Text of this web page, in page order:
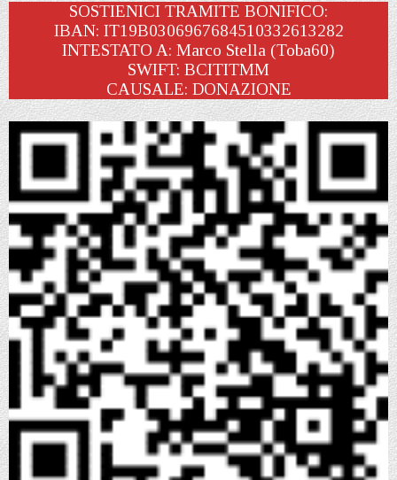
SOSTIENICI TRAMITE BONIFICO:
IBAN: IT19B0306967684510332613282
INTESTATO A: Marco Stella (Toba60)
SWIFT: BCITITMM
CAUSALE: DONAZIONE